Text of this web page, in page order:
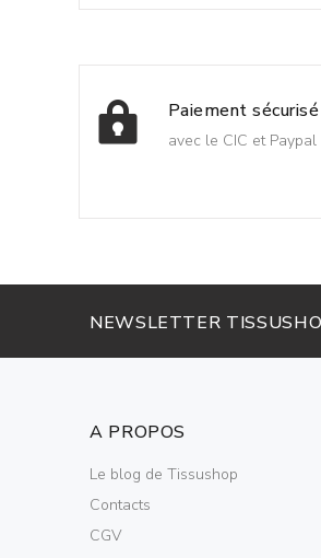
Paiement sécurisé
avec le CIC et Paypal
NEWSLETTER
A PROPOS
Le blog de Tissushop
Contacts
CGV